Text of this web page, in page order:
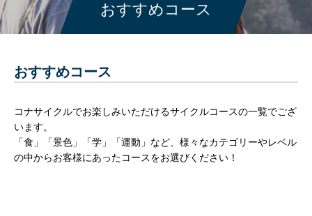
おすすめコース
おすすめコース
コナサイクルでお楽しみいただけるサイクルコースの一覧でござ
います。
「食」「景色」「学」「運動」など、 様々なカテゴリーやレベル
の中からお客様にあったコースをお選びください！